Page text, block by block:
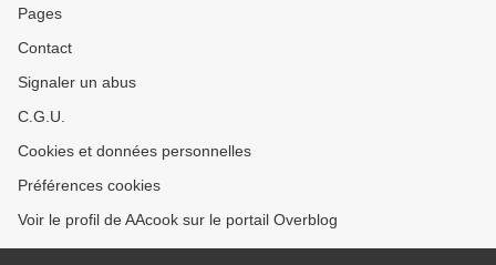
Pages
Contact
Signaler un abus
C.G.U.
Cookies et données personnelles
Préférences cookies
Voir le profil de AAcook sur le portail Overblog